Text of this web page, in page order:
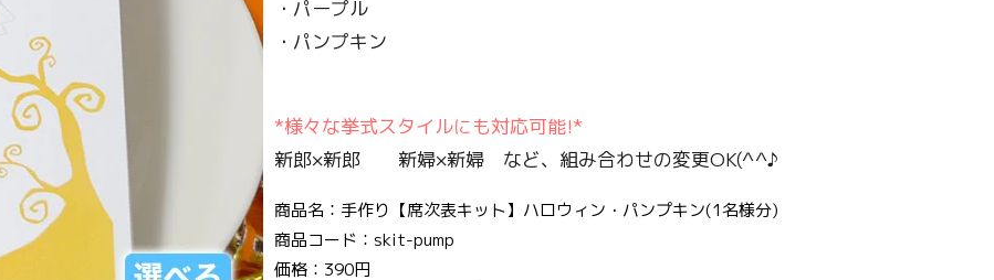
・パープル
・パンプキン
*様々な挙式スタイルにも対応可能!*
新郎×新郎 新婦×新婦 など、組み合わせの変更OK(^^♪
商品名：手作り【席次表キット】ハロウィン・パンプキン(1名様分)
商品コード：skit-pump
価格：390円